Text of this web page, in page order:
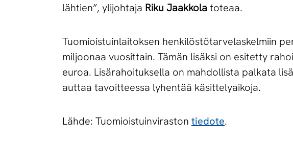
lähtien”, ylijohtaja Riku Jaakkolatoteaa.
Tuomioistuinlaitoksen henkilöstötarvelaskelmiin
miljoonaa vuosittain. Tämän lisäksi on esitetty
euroa. Lisärahoituksella on mahdollista palkata
auttaa tavoitteessa lyhentää käsittelyaikoja.
Lähde: Tuomioistuinviraston tiedote.